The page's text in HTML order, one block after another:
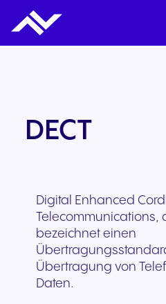
DECT
Digital Enhanced
Telecommunications,
bezeichnet einen
Übertragung von
Daten.